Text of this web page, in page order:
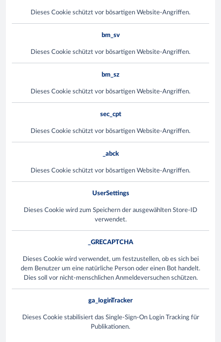
Dieses Cookie schützt vor bösartigen Website-Angriffen.
bm_sv
Dieses Cookie schützt vor bösartigen Website-Angriffen.
bm_sz
Dieses Cookie schützt vor bösartigen Website-Angriffen.
sec_cpt
Dieses Cookie schützt vor bösartigen Website-Angriffen.
_abck
Dieses Cookie schützt vor bösartigen Website-Angriffen.
UserSettings
Dieses Cookie wird zum Speichern der ausgewählten Store-ID
verwendet.
_GRECAPTCHA
Dieses Cookie wird verwendet, um festzustellen, ob es sich bei
dem Benutzer um eine natürliche Person oder einen Bot handelt.
Dies soll vor nicht-menschlichen Anmeldeversuchen schützen.
ga_loginTracker
Dieses Cookie stabilisiert das Single-Sign-On Login Tracking für
Publikationen.